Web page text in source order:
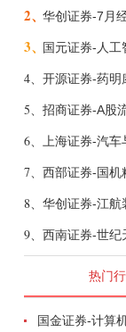
2、
3、
4、
5、
6、
7、
8、
9、
热门
国金证券-计算